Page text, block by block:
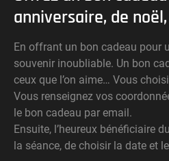
anniversaire, de
En offrant un bon cadeau pour
souvenir inoubliable. Un bon
ceux que l’on aime… Vous
Vous renseignez vos
le bon cadeau par email.
Ensuite, l’heureux bénéficiaire
la séance, de choisir la date et